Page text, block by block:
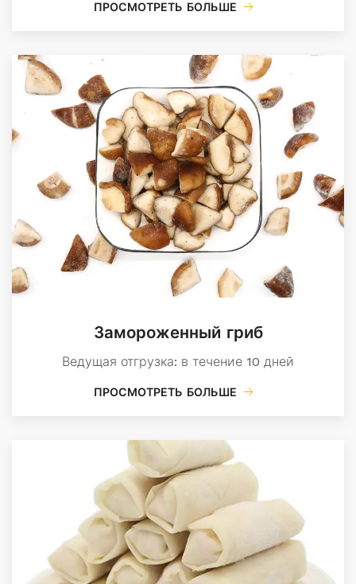
ПРОСМОТРЕТЬ БОЛЬШЕ
Замороженный гриб
Ведущая отгрузка: в течение 10 дней
ПРОСМОТРЕТЬ БОЛЬШЕ